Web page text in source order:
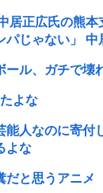
居正広氏の熊
パじゃない」 中
ール、ガチで壊
よな
能人なのに寄付
よな
だと思うアニメ